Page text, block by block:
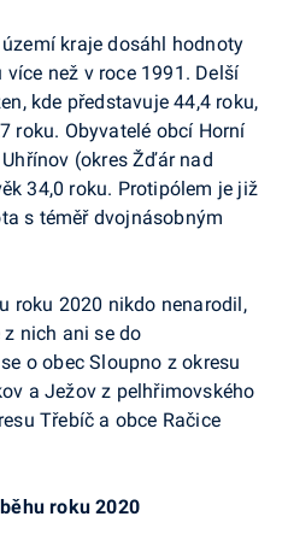
kraje dosáhl hodnoty
více než v roce 1991. Delší
kde představuje 44,4 roku,
roku. Obyvatelé obcí Horní
(okres Žďár nad
34,0 roku. Protipólem je již
s téměř dvojnásobným
roku 2020 nikdo nenarodil,
z nich ani se do
o obec Sloupno z okresu
a Ježov z pelhřimovského
Třebíč a obce Račice
roku 2020